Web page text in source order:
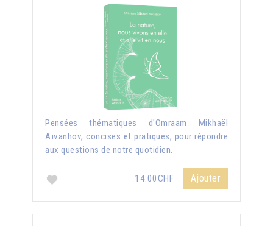
Pensées thématiques d'Omraam Mikhaël
Aïvanhov, concises et pratiques, pour répondre
aux questions de notre quotidien.
14.00CHF Ajouter